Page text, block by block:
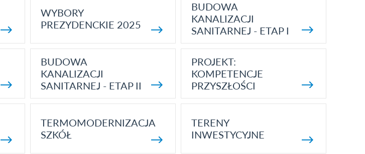
WYBORY
PREZYDENCKIE 2025
BUDOWA
KANALIZACJI
SANITARNEJ - ETAP I
BUDOWA
KANALIZACJI
SANITARNEJ - ETAP II
PROJEKT:
KOMPETENCJE
PRZYSZŁOŚCI
TERMOMODERNIZACJA
SZKÓŁ
TERENY
INWESTYCYJNE